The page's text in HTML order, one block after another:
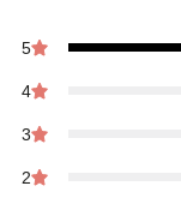
5
4
3
2